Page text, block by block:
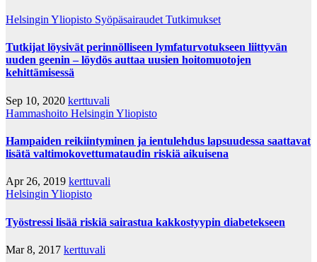
Helsingin Yliopisto Syöpäsairaudet Tutkimukset
Tutkijat löysivät perinnölliseen lymfaturvotukseen liittyvän
uuden geenin – löydös auttaa uusien hoitomuotojen
kehittämisessä
Sep 10, 2020 kerttuvali
Hammashoito Helsingin Yliopisto
Hampaiden reikiintyminen ja ientulehdus lapsuudessa saattavat
lisätä valtimokovettumataudin riskiä aikuisena
Apr 26, 2019 kerttuvali
Helsingin Yliopisto
Työstressi lisää riskiä sairastua kakkostyypin diabetekseen
Mar 8, 2017 kerttuvali